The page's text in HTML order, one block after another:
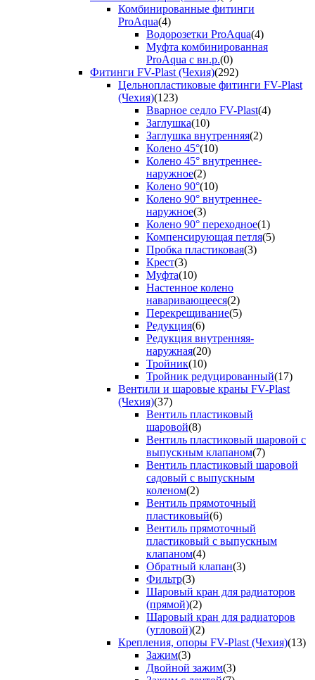
Комбинированные фитинги
ProAqua(4)
Водорозетки ProAqua(4)
Муфта комбинированная
ProAqua с вн.р.(0)
Фитинги FV-Plast (Чехия)(292)
Цельнопластиковые фитинги FV-Plast
(Чехия)(123)
Вварное седло FV-Plast(4)
Заглушка(10)
Заглушка внутренняя(2)
Колено 45°(10)
Колено 45° внутреннее-
наружное(2)
Колено 90°(10)
Колено 90° внутреннее-
наружное(3)
Колено 90° переходное(1)
Компенсирующая петля(5)
Пробка пластиковая(3)
Крест(3)
Муфта(10)
Настенное колено
наваривающееся(2)
Перекрещивание(5)
Редукция(6)
Редукция внутренняя-
наружная(20)
Тройник(10)
Тройник редуцированный(17)
Вентили и шаровые краны FV-Plast
(Чехия)(37)
Вентиль пластиковый
шаровой(8)
Вентиль пластиковый шаровой с
выпускным клапаном(7)
Вентиль пластиковый шаровой
садовый с выпускным
коленом(2)
Вентиль прямоточный
пластиковый(6)
Вентиль прямоточный
пластиковый с выпускным
клапаном(4)
Обратный клапан(3)
Фильтр(3)
Шаровый кран для радиаторов
(прямой)(2)
Шаровый кран для радиаторов
(угловой)(2)
Крепления, опоры FV-Plast (Чехия)(13)
Зажим(3)
Двойной зажим(3)